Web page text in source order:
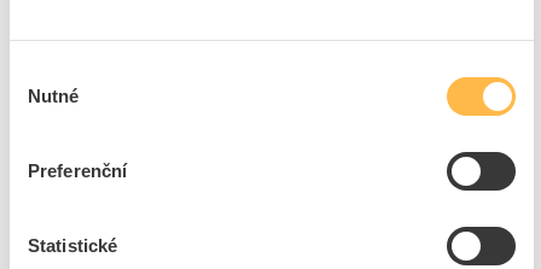
souhlasu
Nutné
Preferenční
Statistické